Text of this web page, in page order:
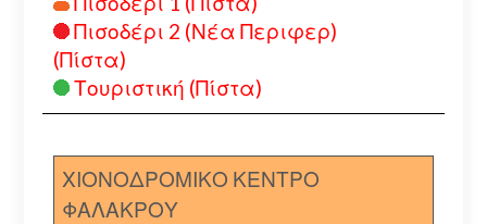
Πισοδέρι 2 (Νέα Περιφερ)
(Πίστα)
Τουριστική (Πίστα)
ΧΙΟΝΟΔΡΟΜΙΚΟ ΚΕΝΤΡΟ
ΦΑΛΑΚΡΟΥ